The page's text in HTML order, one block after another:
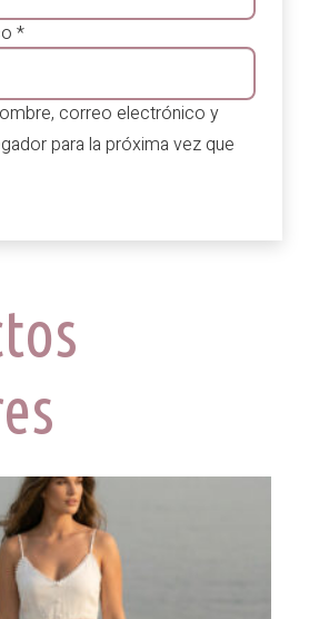
*
correo electrónico y
para la próxima vez que